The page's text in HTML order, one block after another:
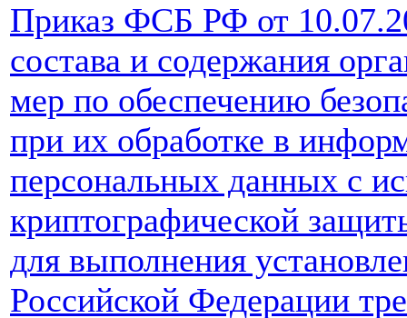
Приказ ФСБ РФ от
состава и содержания
мер по обеспечению
при их обработке в
персональных данных с
криптографической
для выполнения
Российской Федерации